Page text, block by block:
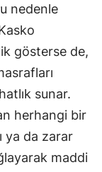
nedenle
gösterse de,
sunar.
herhangi bir
ya da zarar
maddi